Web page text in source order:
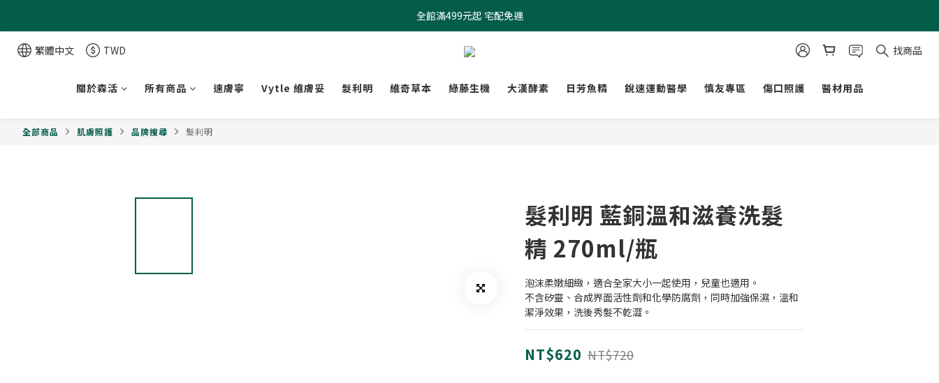
全館滿499元起 宅配免運
全館滿499元起 宅配免運
加入會員 $100元購物金現領現折
繁體中文 TWD 找商品
關於森活 所有商品 速膚寧 Vytle 維膚妥 髮利明 維奇草本 綠藤生機 大漢酵素 日芳魚精 銳速運動醫學 慎友專區 傷口照護 醫材用品
全部商品 肌膚照護 品牌搜尋 髮利明
髮利明 藍銅溫和滋養洗髮
精 270ml/瓶
泡沫柔嫩細緻，適合全家大小一起使用，兒童也適用。
不含矽靈、合成界面活性劑和化學防腐劑，同時加強保濕，溫和
潔淨效果，洗後秀髮不乾澀。
NT$620 NT$720